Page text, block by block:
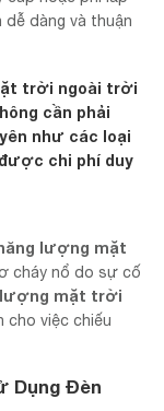
dàng và thuận
trời ngoài trời
cần phải
như các loại
chi phí duy
lượng mặt
cháy nổ do sự cố
lượng mặt trời
cho việc chiếu
Dụng Đèn